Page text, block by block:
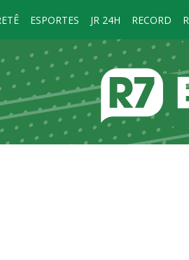
ESPORTES JR 24H RECORD